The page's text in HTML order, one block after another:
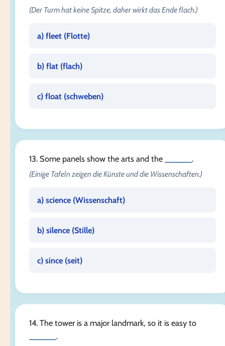
(Der Turm hat keine Spitze, daher wirkt das Ende flach.)
a) fleet (Flotte)
b) flat (flach)
c) float (schweben)
13. Some panels show the arts and the .
(Einige Tafeln zeigen die Künste und die Wissenschaften.)
a) science (Wissenschaft)
b) silence (Stille)
c) since (seit)
14. The tower is a major landmark, so it is easy to
.